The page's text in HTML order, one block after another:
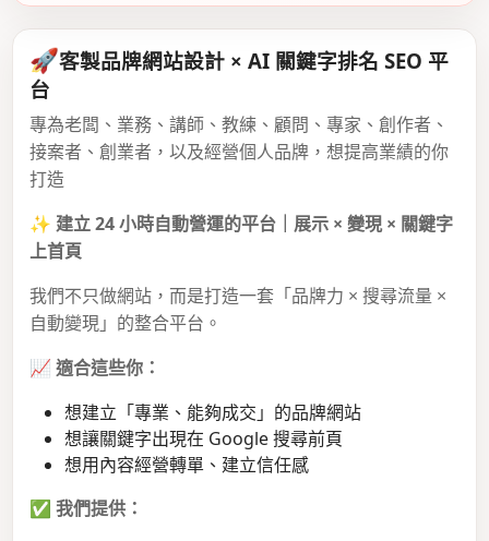
🚀客製品牌網站設計 × AI 關鍵字排名 SEO 平
台
專為老闆、業務、講師、教練、顧問、專家、創作者、
接案者、創業者，以及經營個人品牌，想提高業績的你
打造
✨ 建立 24 小時自動營運的平台｜展示 × 變現 × 關鍵字
上首頁
我們不只做網站，而是打造一套「品牌力 × 搜尋流量 ×
自動變現」的整合平台。
📈 適合這些你：
想建立「專業、能夠成交」的品牌網站
想讓關鍵字出現在 Google 搜尋前頁
想用內容經營轉單、建立信任感
✅ 我們提供：